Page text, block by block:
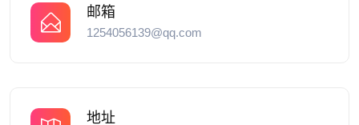
邮箱
1254056139@qq.com
地址